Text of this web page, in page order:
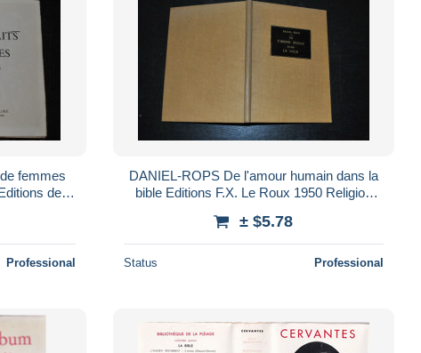
femmes
de
Professional
DANIEL-ROPS De l'amour humain dans la
bible Editions F.X. Le Roux 1950 Religion
± $5.78
Status Professional